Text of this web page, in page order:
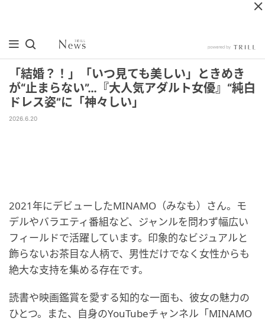
「結婚？！」「いつ見ても美しい」ときめき
が“止まらない”…『大人気アダルト女優』“純白
ドレス姿”に「神々しい」
2026.6.20
2021年にデビューしたMINAMO（みなも）さん。モ
デルやバラエティ番組など、ジャンルを問わず幅広い
フィールドで活躍しています。印象的なビジュアルと
飾らないお茶目な人柄で、男性だけでなく女性からも
絶大な支持を集める存在です。
読書や映画鑑賞を愛する知的な一面も、彼女の魅力の
ひとつ。また、自身のYouTubeチャンネル「MINAMO